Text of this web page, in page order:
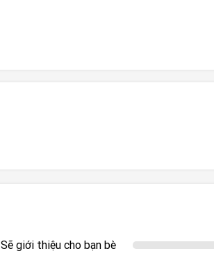
Sẽ giới thiệu cho bạn bè